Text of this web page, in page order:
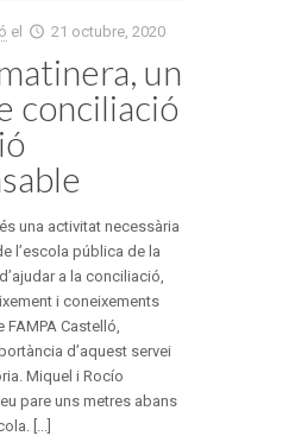
el 21 octubre, 2020
un
conciliació
una activitat necessària
l’escola pública de la
a la conciliació,
i coneixements
Castelló,
d’aquest servei
Miquel i Rocío
pare uns metres abans
[...]